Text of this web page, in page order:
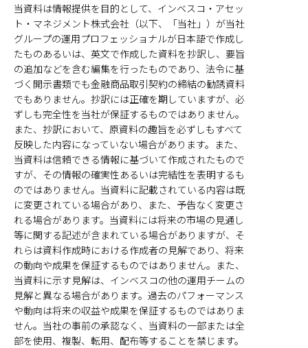
当資料は情報提供を目的として、インベスコ・アセッ
ト・マネジメント株式会社（以下、「当社」）が当社
グループの運用プロフェッショナルが日本語で作成し
たものあるいは、英文で作成した資料を抄訳し、要旨
の追加などを含む編集を行ったものであり、法令に基
づく開示書類でも金融商品取引契約の締結の勧誘資料
でもありません。抄訳には正確を期していますが、必
ずしも完全性を当社が保証するものではありません。
また、抄訳において、原資料の趣旨を必ずしもすべて
反映した内容になっていない場合があります。また、
当資料は信頼できる情報に基づいて作成されたもので
すが、その情報の確実性あるいは完結性を表明するも
のではありません。当資料に記載されている内容は既
に変更されている場合があり、また、予告なく変更さ
れる場合があります。当資料には将来の市場の見通し
等に関する記述が含まれている場合がありますが、そ
れらは資料作成時における作成者の見解であり、将来
の動向や成果を保証するものではありません。また、
当資料に示す見解は、インベスコの他の運用チームの
見解と異なる場合があります。過去のパフォーマンス
や動向は将来の収益や成果を保証するものではありま
せん。当社の事前の承認なく、当資料の一部または全
部を使用、複製、転用、配布等することを禁じます。